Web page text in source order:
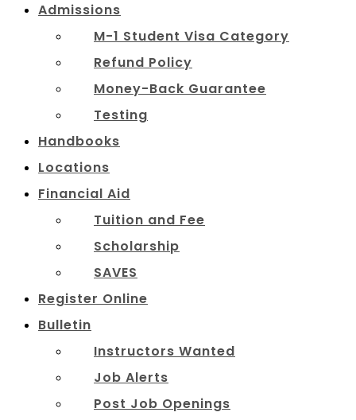
Admissions
M-1 Student Visa Category
Refund Policy
Money-Back Guarantee
Testing
Handbooks
Locations
Financial Aid
Tuition and Fee
Scholarship
SAVES
Register Online
Bulletin
Instructors Wanted
Job Alerts
Post Job Openings